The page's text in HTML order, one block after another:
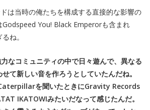
は当時の俺たちを構成する直接的な影響の
Godspeed You! Black Emperorも含まれ
ね。
なコミュニティの中で日々遊んで、異なる
て新しい音を作ろうとしていたんだね。
を聞いたときにGravity Records
IKATOWIみたいだなって感じたんだ。